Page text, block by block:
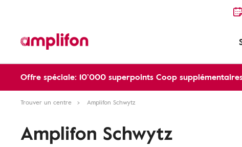
Offre spéciale: 10’000 superpoints Coop
Trouver un centre Amplifon Schwytz
Amplifon Schwytz